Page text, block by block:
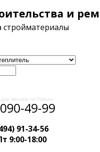
и
стройматериалы
звонков по России:
49-99
91-34-56
9:00-18:00